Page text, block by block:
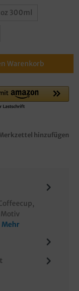
300ml
Warenkorb
hinzufügen
Mehr